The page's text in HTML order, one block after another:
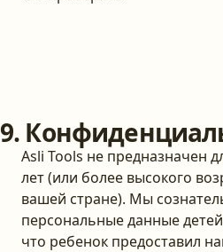
9.
Asli Tools не предназначен
лет (или более высокого
вашей стране). Мы
персональные данные
что ребенок предоставил